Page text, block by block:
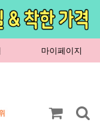
마이페이지